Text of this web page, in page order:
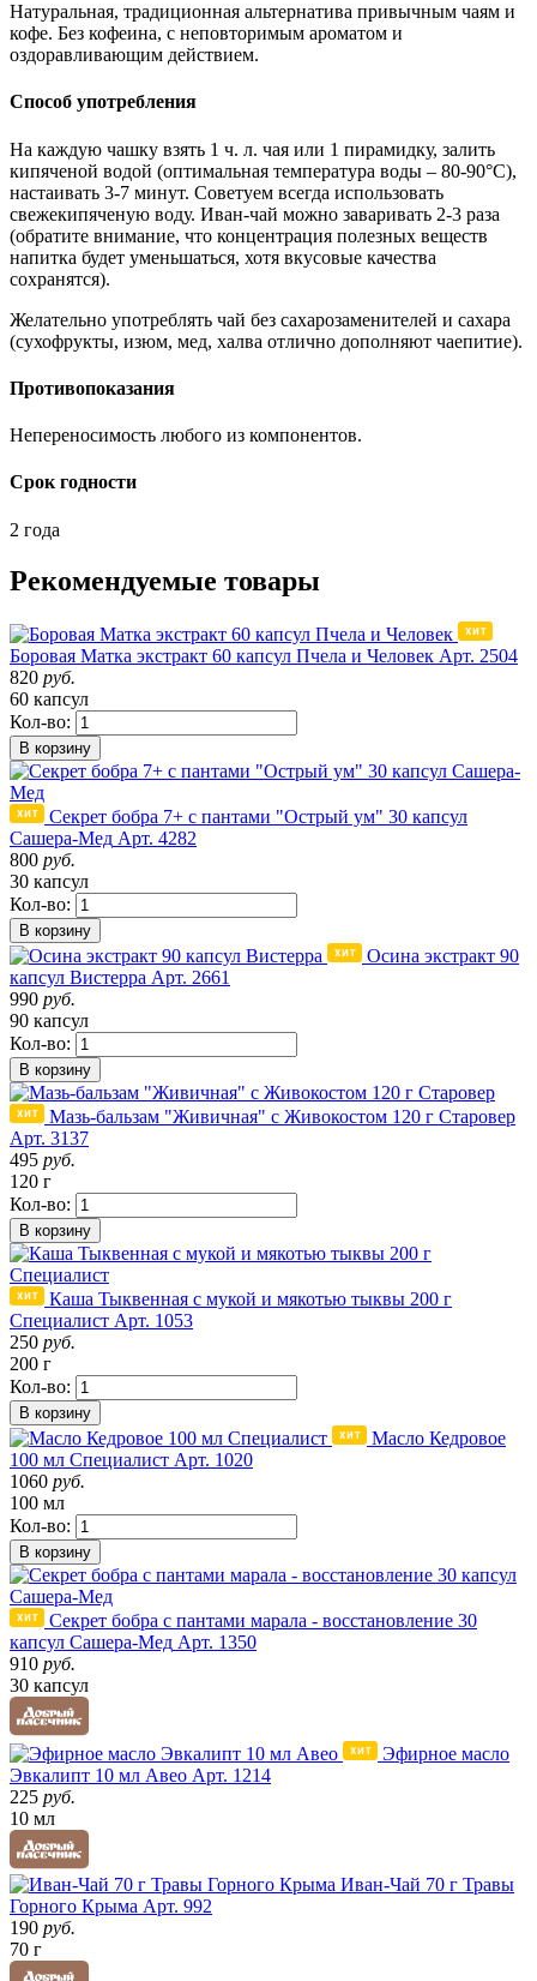
Натуральная, традиционная альтернатива привычным чаям и
кофе. Без кофеина, с неповторимым ароматом и
оздоравливающим действием.
Способ употребления
На каждую чашку взять 1 ч. л. чая или 1 пирамидку, залить
кипяченой водой (оптимальная температура воды – 80-90°С),
настаивать 3-7 минут. Советуем всегда использовать
свежекипяченую воду. Иван-чай можно заваривать 2-3 раза
(обратите внимание, что концентрация полезных веществ
напитка будет уменьшаться, хотя вкусовые качества
сохранятся).
Желательно употреблять чай без сахарозаменителей и сахара
(сухофрукты, изюм, мед, халва отлично дополняют чаепитие).
Противопоказания
Непереносимость любого из компонентов.
Срок годности
2 года
Рекомендуемые товары
Боровая Матка экстракт 60 капсул Пчела и Человек Арт. 2504
820 руб.
60 капсул
Кол-во:
В корзину
Секрет бобра 7+ с пантами "Острый ум" 30 капсул
Сашера-Мед Арт. 4282
800 руб.
30 капсул
Кол-во:
В корзину
Осина экстракт 90
капсул Вистерра Арт. 2661
990 руб.
90 капсул
Кол-во:
В корзину
Мазь-бальзам "Живичная" с Живокостом 120 г Старовер
Арт. 3137
495 руб.
120 г
Кол-во:
В корзину
Каша Тыквенная с мукой и мякотью тыквы 200 г
Специалист Арт. 1053
250 руб.
200 г
Кол-во:
В корзину
Масло Кедровое
100 мл Специалист Арт. 1020
1060 руб.
100 мл
Кол-во:
В корзину
Секрет бобра с пантами марала - восстановление 30
капсул Сашера-Мед Арт. 1350
910 руб.
30 капсул
Эфирное масло
Эвкалипт 10 мл Авео Арт. 1214
225 руб.
10 мл
Иван-Чай 70 г Травы
Горного Крыма Арт. 992
190 руб.
70 г